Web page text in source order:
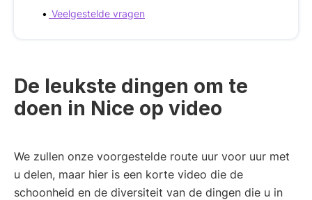
Veelgestelde vragen
De leukste dingen om te
doen in Nice op video
We zullen onze voorgestelde route uur voor uur met
u delen, maar hier is een korte video die de
schoonheid en de diversiteit van de dingen die u in